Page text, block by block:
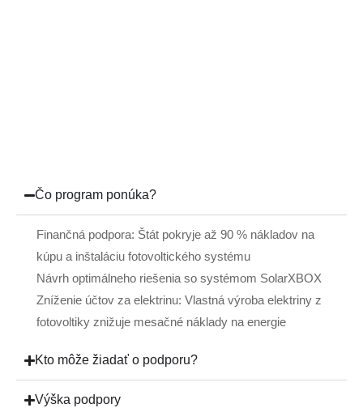
Čo program ponúka?
Finančná podpora: Štát pokryje až 90 % nákladov na
kúpu a inštaláciu fotovoltického systému
Návrh optimálneho riešenia so systémom SolarXBOX
Zníženie účtov za elektrinu: Vlastná výroba elektriny z
fotovoltiky znižuje mesačné náklady na energie
Kto môže žiadať o podporu?
Výška podpory